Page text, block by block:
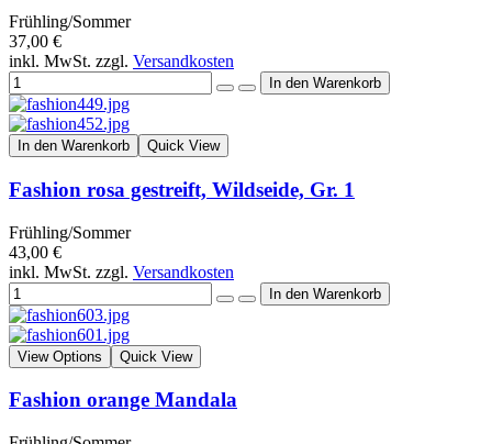
Frühling/Sommer
37,00 €
inkl. MwSt. zzgl. Versandkosten
In den Warenkorb Quick View
Fashion rosa gestreift, Wildseide, Gr. 1
Frühling/Sommer
43,00 €
inkl. MwSt. zzgl. Versandkosten
View Options Quick View
Fashion orange Mandala